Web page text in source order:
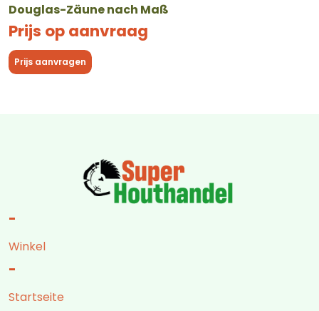
Douglas-Zäune nach Maß
Prijs op aanvraag
Prijs aanvragen
-
Winkel
-
Startseite